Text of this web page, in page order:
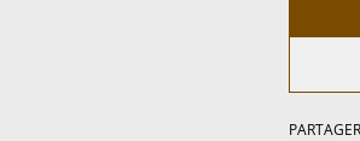
PARTAGER